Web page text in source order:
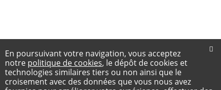
En poursuivant votre navigation, vous acceptez
notre politique de cookies, le dépôt de cookies et
technologies similaires tiers ou non ainsi que le
croisement avec des données que vous nous avez